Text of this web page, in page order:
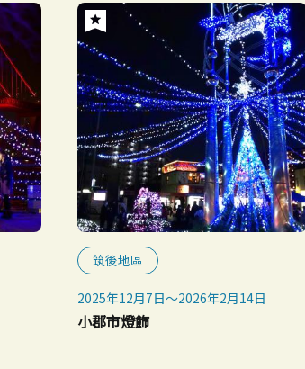
筑後地區
2025年12月7日～2026年2月14日
小郡市燈飾